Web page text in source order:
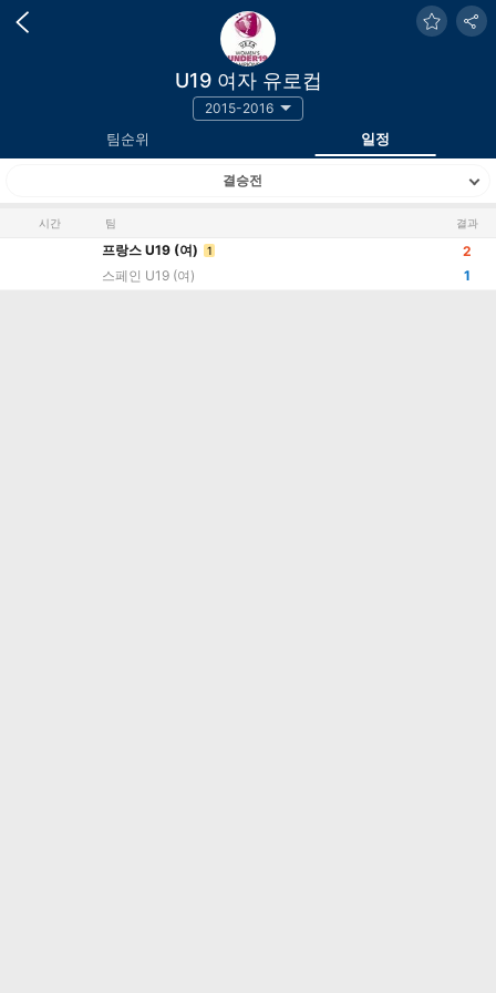
U19 여자 유로컵
2015-2016
팀순위 일정
결승전
시간 팀 결과
프랑스 U19 (여) 1
스페인 U19 (여)
2
1